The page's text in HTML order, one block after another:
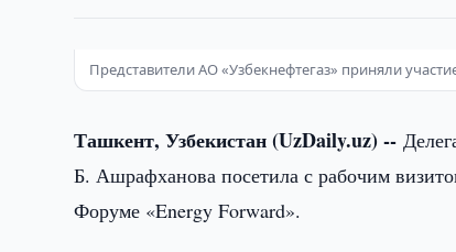
Представители АО «Узбекнефтегаз» приняли
Ташкент, Узбекистан (UzDaily.uz) --
Б. Ашрафханова посетила с рабочим
Форуме «Energy Forward».